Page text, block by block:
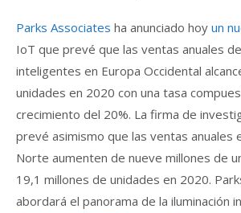
Parks Associates ha anunciado hoy un
IoT que prevé que las ventas anuales
inteligentes en Europa Occidental
unidades en 2020 con una tasa
crecimiento del 20%. La firma de
prevé asimismo que las ventas anuales
Norte aumenten de nueve millones de
19,1 millones de unidades en 2020.
abordará el panorama de la iluminación